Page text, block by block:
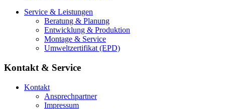
Service & Leistungen
Beratung & Planung
Entwicklung & Produktion
Montage & Service
Umweltzertifikat (EPD)
Kontakt & Service
Kontakt
Ansprechpartner
Impressum